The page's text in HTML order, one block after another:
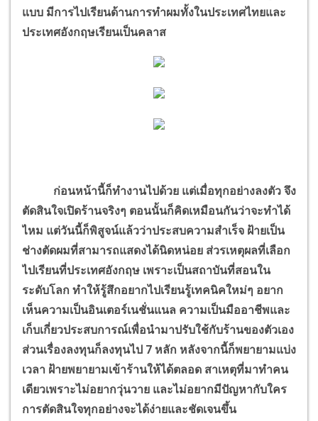
แบบ มีการไปเรียนด้านการทำผมทั้งในประเทศไทยและ
ประเทศอังกฤษเรียนเป็นคลาส
ก่อนหน้านี้ก็ทำงานไปด้วย แต่เมื่อทุกอย่างลงตัว จึง
ตัดสินใจเปิดร้านจริงๆ ตอนนั้นก็คิดเหมือนกันว่าจะทำได้
ไหม แต่วันนี้ก็พิสูจน์แล้วว่าประสบความสำเร็จ ฝ้ายเป็น
ช่างตัดผมที่สามารถแสดงได้นิดหน่อย ส่วรเหตุผลที่เลือก
ไปเรียนที่ประเทศอังกฤษ เพราะเป็นสถาบันที่สอนใน
ระดับโลก ทำให้รู้สึกอยากไปเรียนรู้เทคนิคใหม่ๆ อยาก
เห็นความเป็นอินเตอร์เนชั่นแนล ความเป็นมืออาชีพและ
เก็บเกี่ยวประสบการณ์เพื่อนำมาปรับใช้กับร้านของตัวเอง
ส่วนเรื่องลงทุนก็ลงทุนไป 7 หลัก หลังจากนี้ก็พยายามแบ่ง
เวลา ฝ้ายพยายามเข้าร้านให้ได้ตลอด สาเหตุที่มาทำคน
เดียวเพราะไม่อยากวุ่นวาย และไม่อยากมีปัญหากับใคร
การตัดสินใจทุกอย่างจะได้ง่ายและชัดเจนขึ้น